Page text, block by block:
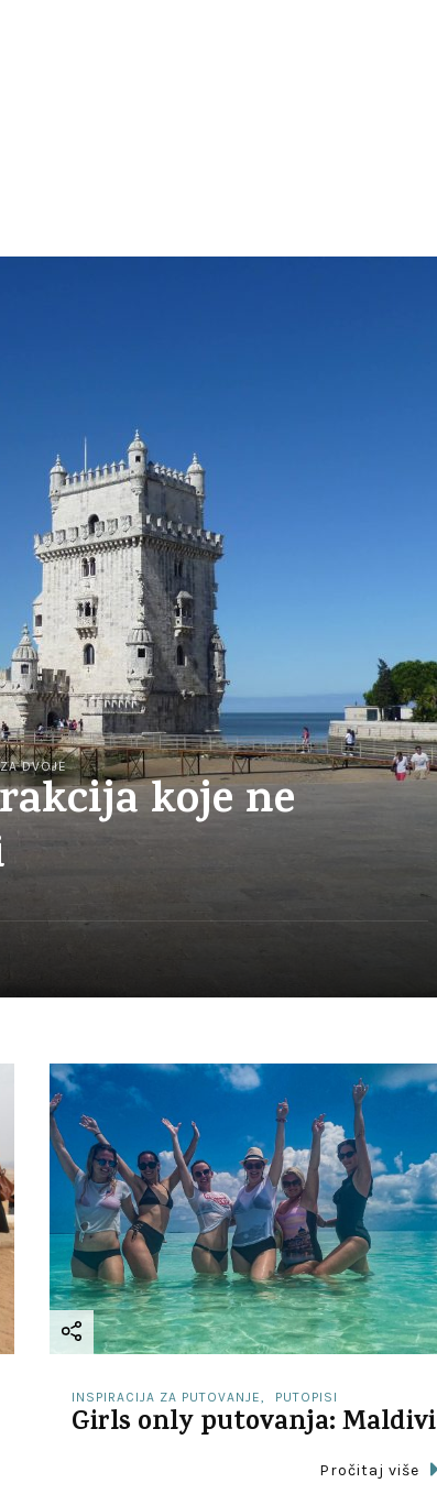
DVOJE
koje ne
INSPIRACIJA ZA PUTOVANJE PUTOPISI
Girls only putovanja: Maldivi
Pročitaj više